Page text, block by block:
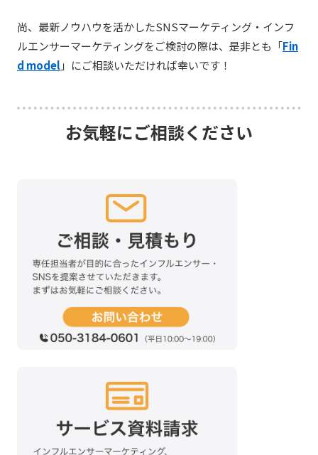
尚、最新ノウハウを活かしたSNSマーケティング・インフ
ルエンサーマーケティングをご検討の際は、是非とも「Fin
d model 」にご相談いただければ幸いです！
お気軽にご相談ください